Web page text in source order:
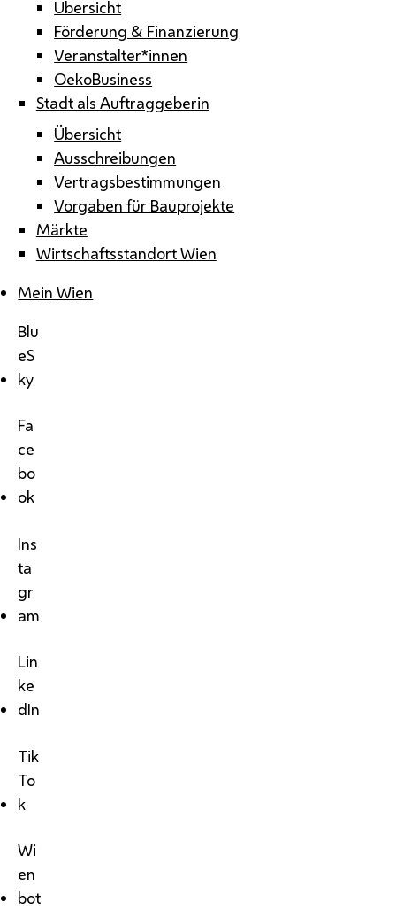
Übersicht
Förderung & Finanzierung
Veranstalter*innen
OekoBusiness
Stadt als Auftraggeberin
Übersicht
Ausschreibungen
Vertragsbestimmungen
Vorgaben für Bauprojekte
Märkte
Wirtschaftsstandort Wien
Mein Wien
Blu
eS
ky
Fa
ce
bo
ok
Ins
ta
gr
am
Lin
ke
dIn
Tik
To
k
Wi
en
bot